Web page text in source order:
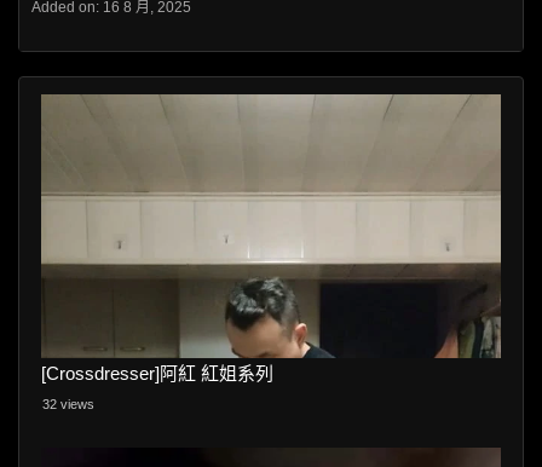
Added on: 16 8 月, 2025
[Crossdresser]阿紅 紅姐系列
32 views